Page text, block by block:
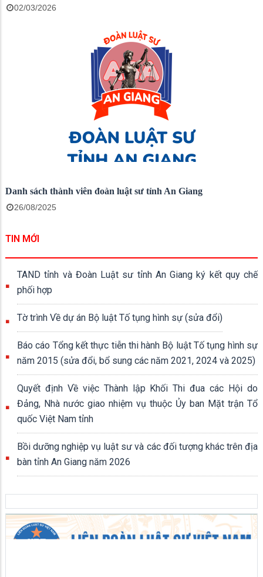
02/03/2026
Danh sách thành viên đoàn luật sư tỉnh An Giang
26/08/2025
TIN MỚI
TAND tỉnh và Đoàn Luật sư tỉnh An Giang ký kết quy chế
phối hợp
Tờ trình Về dự án Bộ luật Tố tụng hình sự (sửa đổi)
Báo cáo Tổng kết thực tiễn thi hành Bộ luật Tố tụng hình sự
năm 2015 (sửa đổi, bổ sung các năm 2021, 2024 và 2025)
Quyết định Về việc Thành lập Khối Thi đua các Hội do
Đảng, Nhà nước giao nhiệm vụ thuộc Ủy ban Mặt trận Tổ
quốc Việt Nam tỉnh
Bồi dưỡng nghiệp vụ luật sư và các đối tượng khác trên địa
bàn tỉnh An Giang năm 2026